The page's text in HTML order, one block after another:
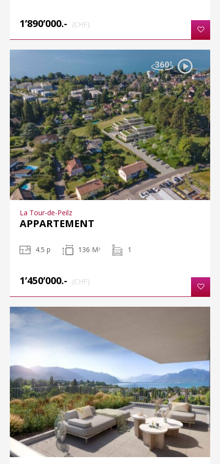
1’890’000.- (CHF)
La Tour-de-Peilz
APPARTEMENT
4.5 p 136 M 2 1
1’450’000.- (CHF)